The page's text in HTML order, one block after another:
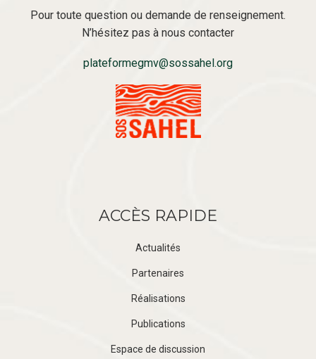
Pour toute question ou demande de renseignement.
N’hésitez pas à nous contacter
plateformegmv@sossahel.org
ACCÈS RAPIDE
Actualités
Partenaires
Réalisations
Publications
Espace de discussion